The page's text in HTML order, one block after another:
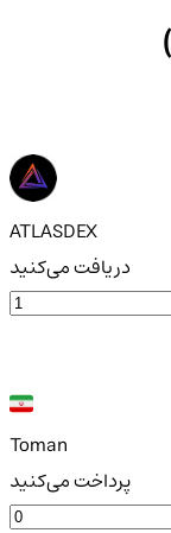
ATLASDEX
دریافت می‌کنید
Toman
پرداخت می‌کنید